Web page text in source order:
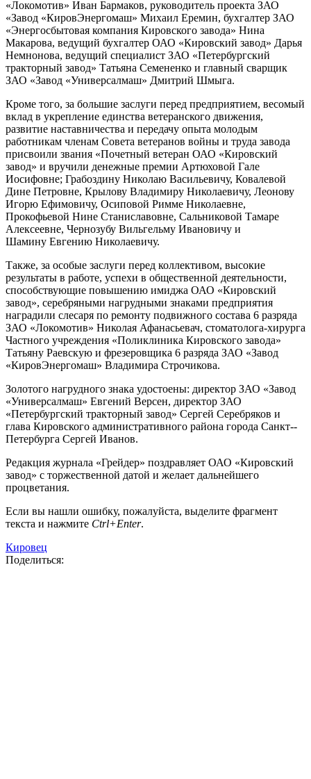
«Локомотив» Иван Бармаков, руководитель проекта ЗАО
«Завод «Киров­Энергомаш» Михаил Еремин, бухгалтер ЗАО
«Энергосбытовая компания Кировского завода» Нина
Макарова, ведущий бухгалтер ОАО «Кировский завод» Дарья
Немнонова, ведущий специалист ЗАО «Петербургский
тракторный завод» Татьяна Семененко и главный сварщик
ЗАО «Завод «Универсалмаш» Дмитрий Шмыга.
Кроме того, за большие заслуги перед предприятием, весомый
вклад в укрепление единства ветеранского движения,
развитие наставничества и передачу опыта молодым
работникам членам Совета ветеранов войны и труда завода
присвоили звания «Почетный ветеран ОАО «Кировский
завод» и вручили денежные премии Артюховой Гале
Иосифовне; Грабоздину Николаю Васильевичу, Ковалевой
Дине Петровне, Крылову Владимиру Николаевичу, Леонову
Игорю Ефимовичу, Осиповой Римме Николаевне,
Прокофьевой Нине Станиславовне, Сальниковой Тамаре
Алексеевне, Чернозубу Вильгельму Ивановичу и
Шамину Евгению Николаевичу.
Также, за особые заслуги перед коллективом, высокие
результаты в работе, успехи в общественной деятельности,
способствующие повышению имиджа ОАО «Кировский
завод», серебряными нагрудными знаками предприятия
наградили слесаря по ремонту подвижного состава 6 разряда
ЗАО «Локомотив» Николая Афанасьевач, ­стоматолога-­хирурга
Частного учреждения «Поликлиника Кировского завода»
Татьяну Раевскую и фрезеровщика 6 разряда ЗАО «Завод
«Киров­Энергомаш» Владимира Строчикова.
Золотого нагрудного знака удостоены: директор ЗАО «Завод
«Универсалмаш» Евгений Версен, директор ЗАО
«Петербургский тракторный завод» Сергей Серебряков и
глава Кировского административного района города Санкт-­
Петербурга Сергей Иванов.
Редакция журнала «Грейдер» поздравляет ОАО «Кировский
завод» с торжественной датой и желает дальнейшего
процветания.
Если вы нашли ошибку, пожалуйста, выделите фрагмент
текста и нажмите Ctrl+Enter.
Кировец
Поделиться: